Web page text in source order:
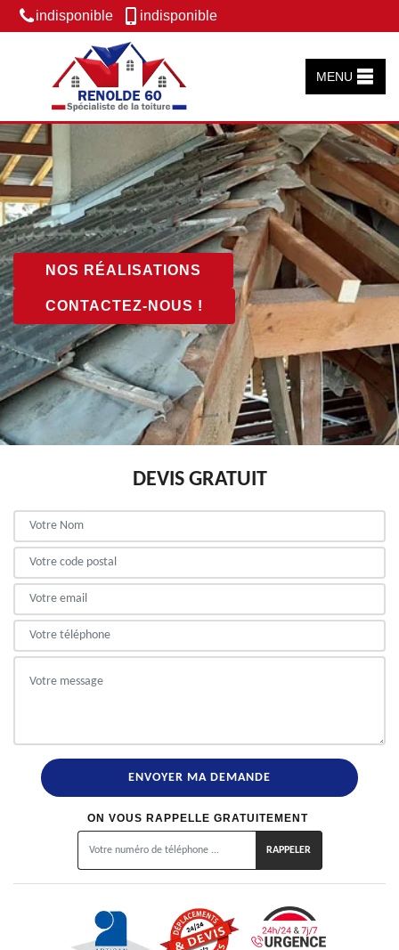
indisponible indisponible
MENU
NOS RÉALISATIONS
CONTACTEZ-NOUS !
DEVIS GRATUIT
ON VOUS RAPPELLE GRATUITEMENT